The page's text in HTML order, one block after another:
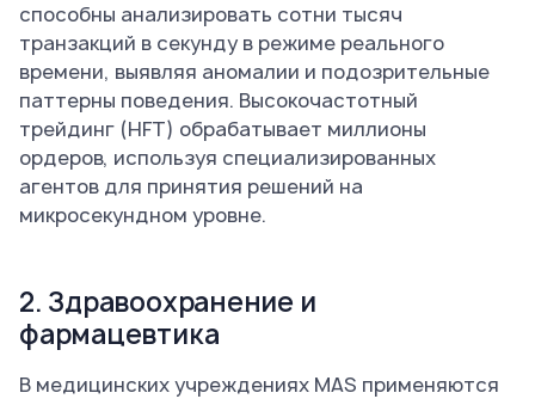
способны анализировать сотни тысяч
транзакций в секунду в режиме реального
времени, выявляя аномалии и подозрительные
паттерны поведения. Высокочастотный
трейдинг (HFT) обрабатывает миллионы
ордеров, используя специализированных
агентов для принятия решений на
микросекундном уровне.
2. Здравоохранение и
фармацевтика
В медицинских учреждениях MAS применяются